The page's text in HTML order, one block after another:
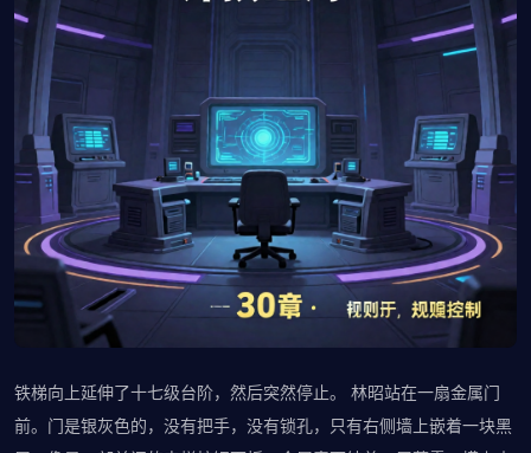
铁梯向上延伸了十七级台阶，然后突然停止。 林昭站在一扇金属门
前。门是银灰色的，没有把手，没有锁孔，只有右侧墙上嵌着一块黑